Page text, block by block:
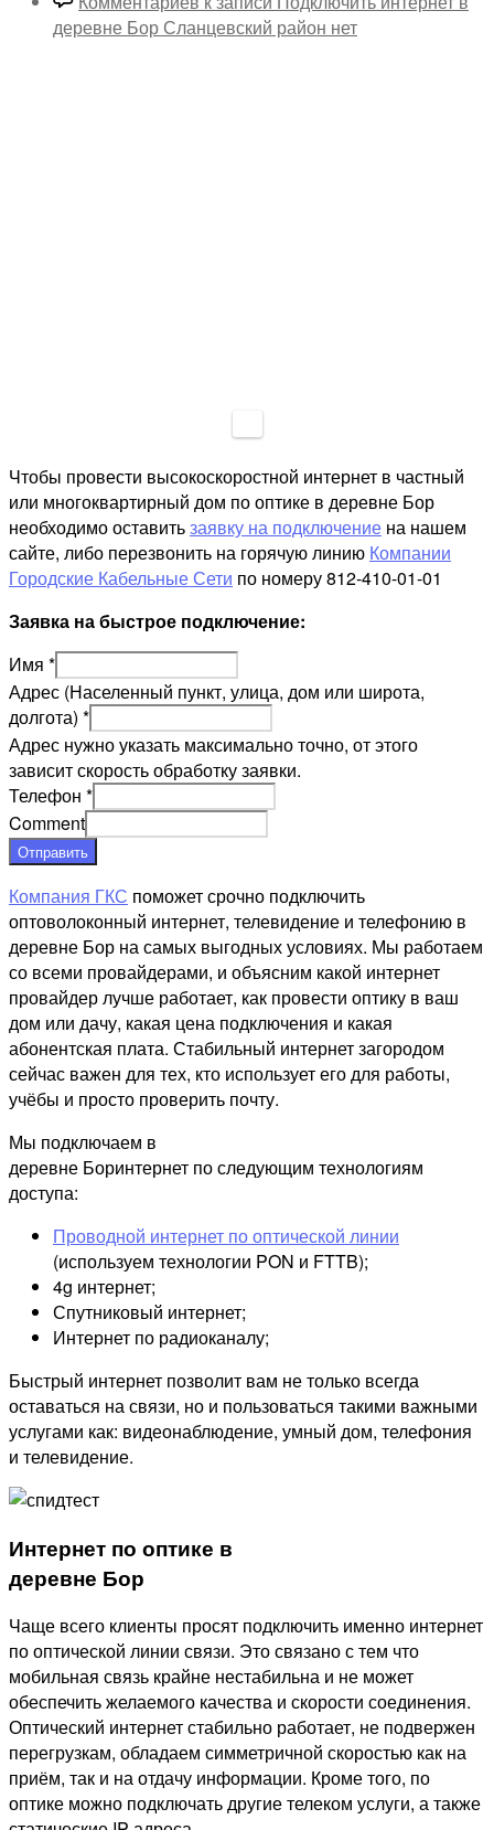
деревне Бор Сланцевский район нет
Чтобы провести высокоскоростной интернет в частный
или многоквартирный дом по оптике в деревне Бор
необходимо оставитьзаявку на подключение на нашем
сайте, либо перезвонить на горячую линию Компании
Городские Кабельные Сети по номеру 812-410-01-01
Заявка на быстрое подключение:
Имя *
Адрес (Населенный пункт, улица, дом или широта,
долгота) *
Адрес нужно указать максимально точно, от этого
зависит скорость обработку заявки.
Телефон *
Comment
Отправить
Компания ГКС поможет срочно подключить
оптоволоконный интернет, телевидение и телефонию в
деревне Бор на самых выгодных условиях. Мы работаем
со всеми провайдерами, и объясним какой интернет
провайдер лучше работает, как провести оптику в ваш
дом или дачу, какая цена подключения и какая
абонентская плата. Стабильный интернет загородом
сейчас важен для тех, кто использует его для работы,
учёбы и просто проверить почту.
Мы подключаем в
деревне Боринтернет по следующим технологиям
доступа:
Проводной интернет по оптической линии
(используем технологии PON и FTTB);
4g интернет;
Спутниковый интернет;
Интернет по радиоканалу;
Быстрый интернет позволит вам не только всегда
оставаться на связи, но и пользоваться такими важными
услугами как: видеонаблюдение, умный дом, телефония
и телевидение.
Интернет по оптике в
деревне Бор
Чаще всего клиенты просят подключить именно интернет
по оптической линии связи. Это связано с тем что
мобильная связь крайне нестабильна и не может
обеспечить желаемого качества и скорости соединения.
Оптический интернет стабильно работает, не подвержен
перегрузкам, обладаем симметричной скоростью как на
приём, так и на отдачу информации. Кроме того, по
оптике можно подключать другие телеком услуги, а также